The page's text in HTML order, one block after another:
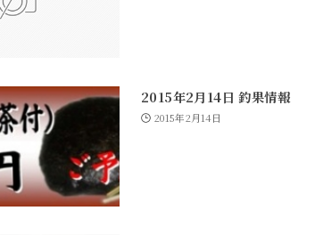
2015年2月14日 釣果情報
2015年2月14日